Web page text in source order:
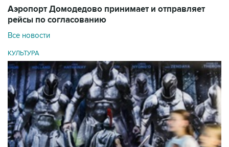
Аэропорт Домодедово принимает и отправляет
рейсы по согласованию
Все новости
КУЛЬТУРА